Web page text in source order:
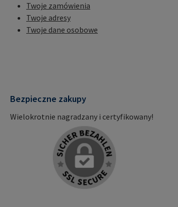
Twoje zamówienia
Twoje adresy
Twoje dane osobowe
Bezpieczne zakupy
Wielokrotnie nagradzany i certyfikowany!